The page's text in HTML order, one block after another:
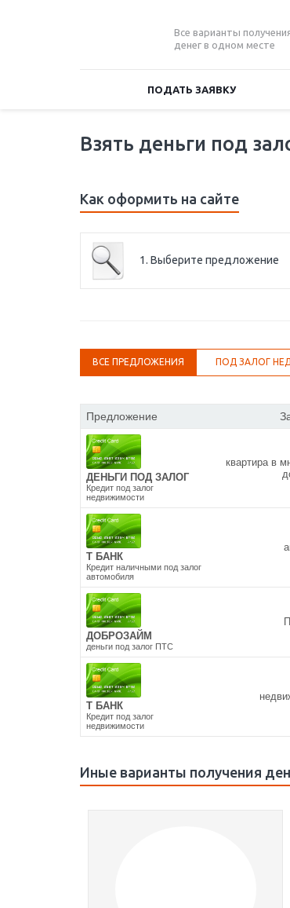
Все варианты
денег в одном месте
ПОДАТЬ ЗАЯВКУ
Взять деньги под
Как оформить на сайте
1. Выберите предложение
ВСЕ ПРЕДЛОЖЕНИЯ ПОД ЗАЛОГ
Предложение
ДЕНЬГИ ПОД ЗАЛОГ
Кредит под залог
недвижимости
квартира в
Т БАНК
Кредит наличными под залог
автомобиля
ДОБРОЗАЙМ
деньги под залог ПТС
Т БАНК
Кредит под залог
недвижимости
Иные варианты получения